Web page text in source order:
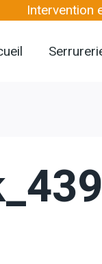
Intervention